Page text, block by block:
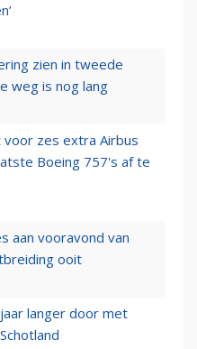
zien in tweede
weg is nog lang
voor zes extra Airbus
Boeing 757's af te
aan vooravond van
ooit
langer door met